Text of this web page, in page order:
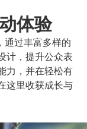
体验
通过丰富多样的
计，提升公众表
力，并在轻松有
这里收获成长与